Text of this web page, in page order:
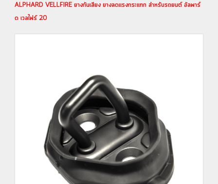
ALPHARD VELLFIRE ยางกันเสียง ยางลดแรงกระแทก สำหรับรถยนต์ อัลพาร์
ด เวลไฟร์ 20